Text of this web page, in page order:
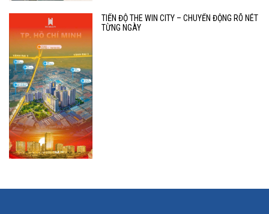
TIẾN ĐỘ THE WIN CITY – CHUYỂN ĐỘNG RÕ NÉT
TỪNG NGÀY